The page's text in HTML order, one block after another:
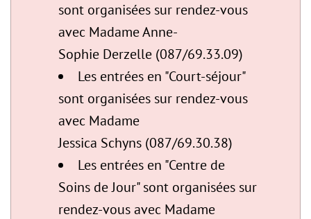
sont organisées sur rendez-vous
avec Madame Anne-
Sophie Derzelle (087/69.33.09)
Les entrées en "Court-séjour"
sont organisées sur rendez-vous
avec Madame
Jessica Schyns (087/69.30.38)
Les entrées en "Centre de
Soins de Jour" sont organisées sur
rendez-vous avec Madame